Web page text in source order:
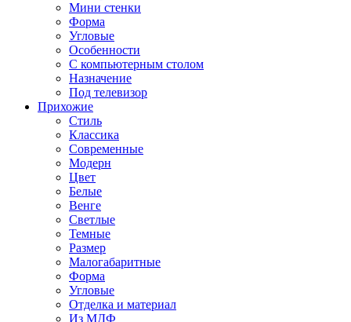
Мини стенки
Форма
Угловые
Особенности
С компьютерным столом
Назначение
Под телевизор
Прихожие
Стиль
Классика
Современные
Модерн
Цвет
Белые
Венге
Светлые
Темные
Размер
Малогабаритные
Форма
Угловые
Отделка и материал
Из МДФ